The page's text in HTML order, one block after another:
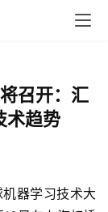
召开：汇
术趋势
器学习技术大